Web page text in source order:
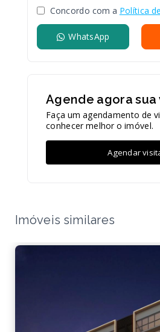
Concordo com a Política
WhatsApp
Agende agora sua
Faça um agendamento de
conhecer melhor o imóvel.
Agendar
Imóveis similares